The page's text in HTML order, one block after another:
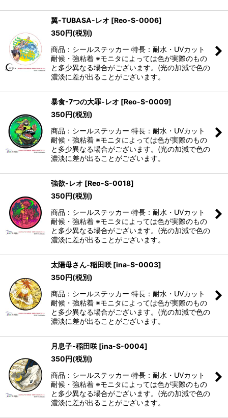
翼-TUBASA-レオ [Reo-S-0006]
350円(税別)
商品：シールステッカー 特長：耐水・UVカット
耐候・強粘着 ※モニタによっては色が実際のもの
と多少異なる場合がございます。(光の加減で色の
濃淡に差が出ることがございます。
暴食-7つの大罪-レオ [Reo-S-0009]
350円(税別)
商品：シールステッカー 特長：耐水・UVカット
耐候・強粘着 ※モニタによっては色が実際のもの
と多少異なる場合がございます。(光の加減で色の
濃淡に差が出ることがございます。
強欲-レオ [Reo-S-0018]
350円(税別)
商品：シールステッカー 特長：耐水・UVカット
耐候・強粘着 ※モニタによっては色が実際のもの
と多少異なる場合がございます。(光の加減で色の
濃淡に差が出ることがございます。
太陽母さん-稲田咲 [ina-S-0003]
350円(税別)
商品：シールステッカー 特長：耐水・UVカット
耐候・強粘着 ※モニタによっては色が実際のもの
と多少異なる場合がございます。(光の加減で色の
濃淡に差が出ることがございます。
月息子-稲田咲 [ina-S-0004]
350円(税別)
商品：シールステッカー 特長：耐水・UVカット
耐候・強粘着 ※モニタによっては色が実際のもの
と多少異なる場合がございます。(光の加減で色の
濃淡に差が出ることがございます。